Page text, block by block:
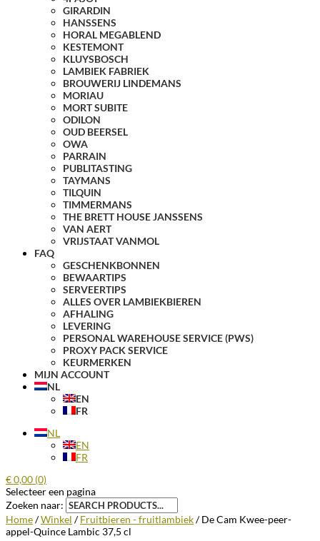
GIRARDIN
HANSSENS
HORAL MEGABLEND
KESTEMONT
KLUYSBOSCH
LAMBIEK FABRIEK
BROUWERIJ LINDEMANS
MORIAU
MORT SUBITE
ODILON
OUD BEERSEL
OWA
PARRAIN
PUBLITASTING
TAYMANS
TILQUIN
TIMMERMANS
THE BRETT HOUSE JANSSENS
VAN AERT
VRIJSTAAT VANMOL
FAQ
GESCHENKBONNEN
BEWAARTIPS
SERVEERTIPS
ALLES OVER LAMBIEKBIEREN
AFHALING
LEVERING
PERSONAL WAREHOUSE SERVICE (PWS)
PROXY PACK SERVICE
KEURMERKEN
MIJN ACCOUNT
NL
EN
FR
NL
EN
FR
€0,00 (0)
Selecteer een pagina
Zoeken naar:
Home/Winkel /Fruitbieren - fruitlambiek/ De Cam Kwee-peer-
appel-Quince Lambic 37,5 cl